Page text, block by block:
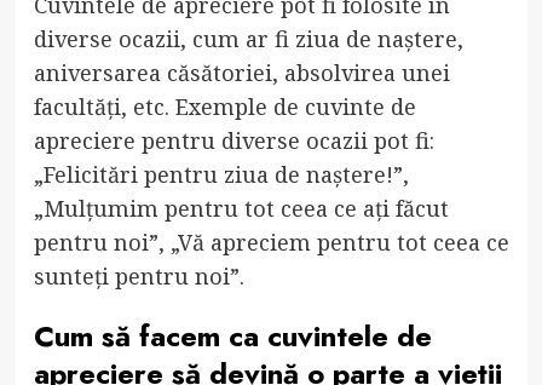
diverse ocazii, cum ar fi ziua de naștere,
aniversarea căsătoriei, absolvirea unei
facultăți, etc. Exemple de cuvinte de
apreciere pentru diverse ocazii pot fi:
„Felicitări pentru ziua de naștere!”,
„Mulțumim pentru tot ceea ce ați făcut
pentru noi”, „Vă apreciem pentru tot ceea ce
sunteți pentru noi”.
Cum să facem ca cuvintele de
apreciere să devină o parte a vieții